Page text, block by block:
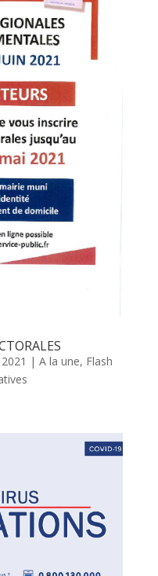
| A la une, Flash